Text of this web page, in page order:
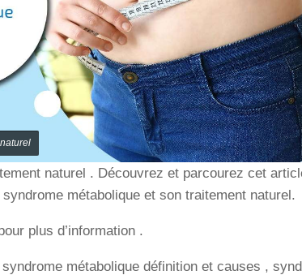
naturel . Découvrez et parcourez cet
métabolique et son traitement naturel.
plus d’information .
syndrome métabolique définition et causes ,